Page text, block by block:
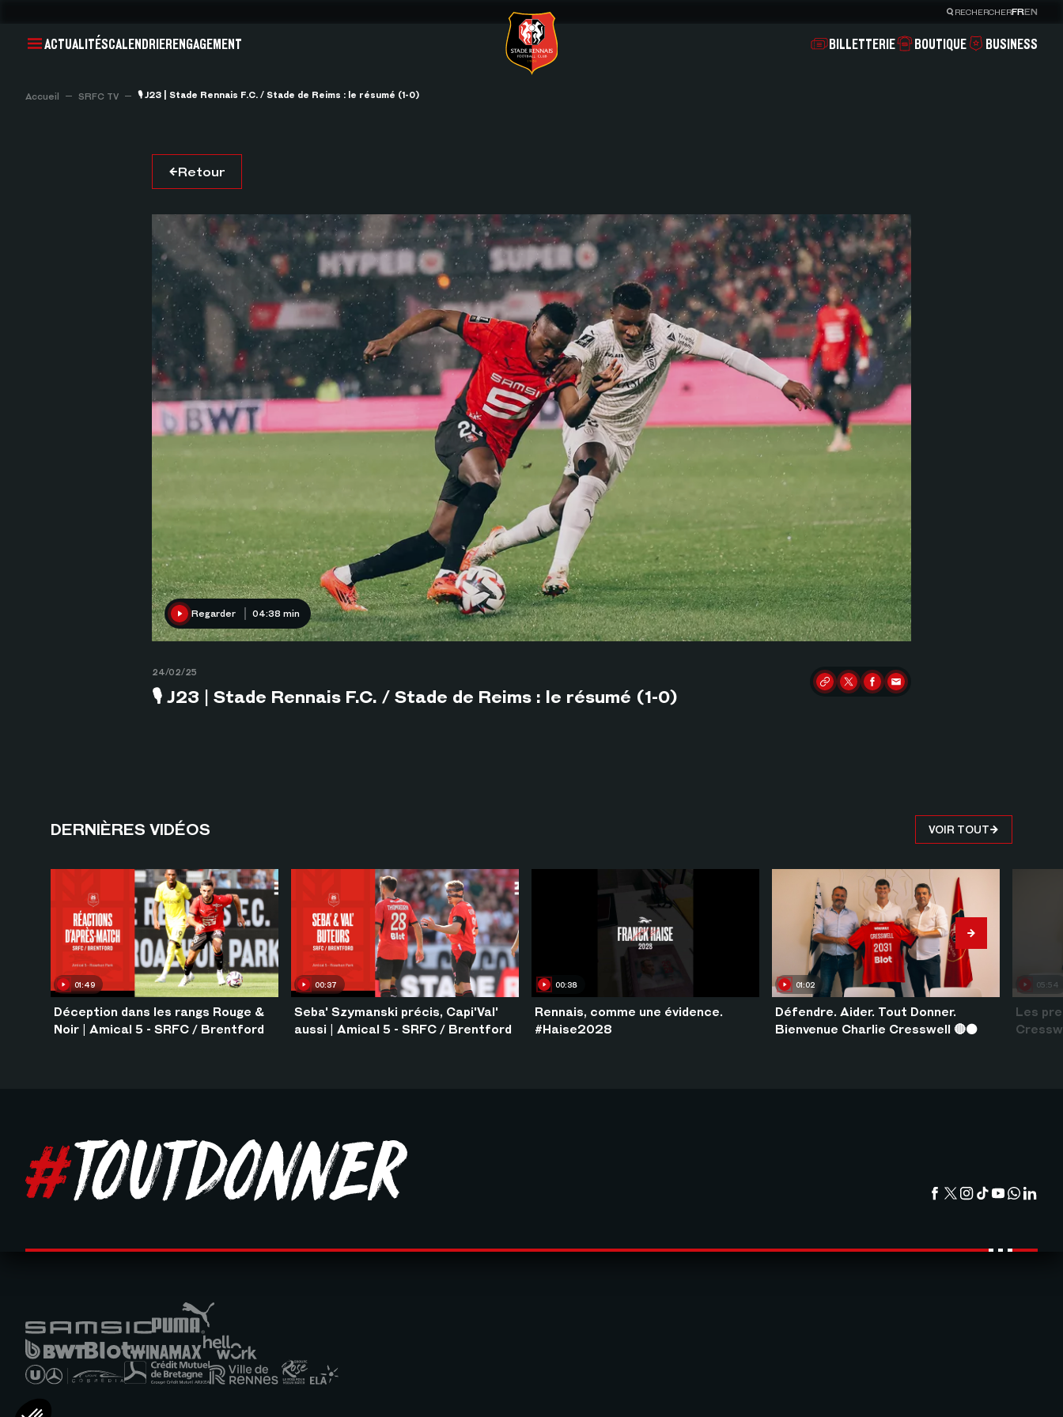
RECHERCHERFREN
ACTUALITÉSCALENDRIERENGAGEMENT BILLETTERIE BOUTIQUE BUSINESS
Accueil SRFC TV 🎙 J23 | Stade Rennais F.C. / Stade de Reims : le résumé (1-0)
Retour
Regarder 04:38 min
24/02/25
🎙 J23 | Stade Rennais F.C. / Stade de Reims : le résumé (1-0) Partager
DERNIÈRES VIDÉOS VOIR TOUT
01:49
Déception dans les rangs Rouge &
Noir | Amical 5 - SRFC / Brentford
00:37
Seba' Szymanski précis, Capi'Val'
aussi | Amical 5 - SRFC / Brentford
00:38
Rennais, comme une évidence.
#Haise2028
01:02
Défendre. Aider. Tout Donner.
Bienvenue Charlie Cresswell 🔴⚫️
05:54
Les